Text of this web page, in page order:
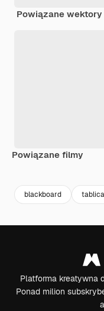
Powiązane wektory
Powiązane filmy
blackboard
Platforma kreatywna
Ponad milion